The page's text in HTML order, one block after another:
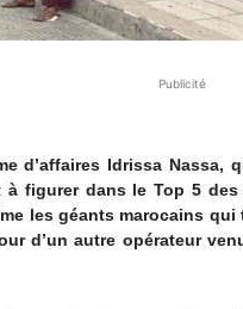
Publicité
d’affaires Idrissa
à figurer dans le Top 5
les géants marocains
d’un autre opérateur